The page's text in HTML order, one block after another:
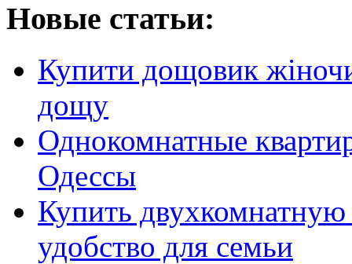
Новые статьи:
Купити дощовик
дощу
Однокомнатные
Одессы
Купить
удобство для семьи